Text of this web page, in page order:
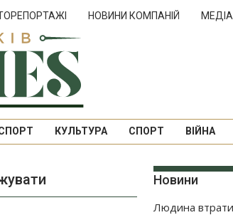
НОВИНИ КОМПАНІЙ
КУЛЬТУРА СПОРТ ВІЙНА
Новини
Людина